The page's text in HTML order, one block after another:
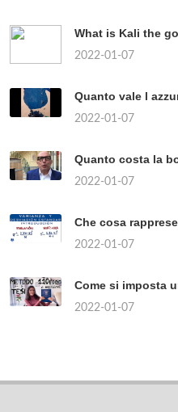
What is Kali the
2022-01-07
Quanto vale l
2022-01-07
Quanto costa la
2022-01-07
Che cosa
2022-01-07
Come si imposta
2022-01-07